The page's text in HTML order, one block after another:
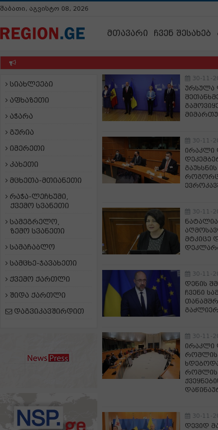
შაბათი, აგვისტო 08, 2026
მთავარი ჩვენ შესახებ
სიახლეები
აფხაზეთი
აჭარა
გურია
იმერეთი
კახეთი
მცხეთა-მთიანეთი
რაჭა-ლეჩხუმი,
ქვემო სვანეთი
სამეგრელო,
ზემო სვანეთი
სამაჩაბლო
სამცხე-ჯავახეთი
ქვემო ქართლი
შიდა ქართლი
დაგვიკავშირდით
30-11-
ურსულა
30-11-
ირაკლი
როგორც
30-11-
მტკიცე
30-11-
დენის
ჩვენი
30-11-
ირაკლი
რომლის
რომლის
30-11-
დევიდ